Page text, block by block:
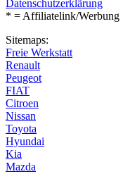
Datenschutzerklärung
* = Affiliatelink/Werbung
Sitemaps:
Freie Werkstatt
Renault
Peugeot
FIAT
Citroen
Nissan
Toyota
Hyundai
Kia
Mazda